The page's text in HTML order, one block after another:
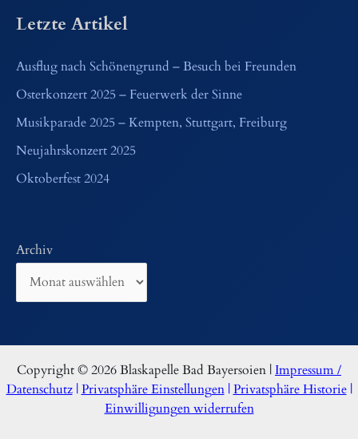
Letzte Artikel
Ausflug nach Schönengrund – Besuch bei Freunden
Osterkonzert 2025 – Feuerwerk der Sinne
Musikparade 2025 – Kempten, Stuttgart, Freiburg
Neujahrskonzert 2025
Oktoberfest 2024
Archiv
Copyright © 2026 Blaskapelle Bad Bayersoien | Impressum /
Datenschutz|Privatsphäre Einstellungen|Privatsphäre Historie|
Einwilligungen widerrufen